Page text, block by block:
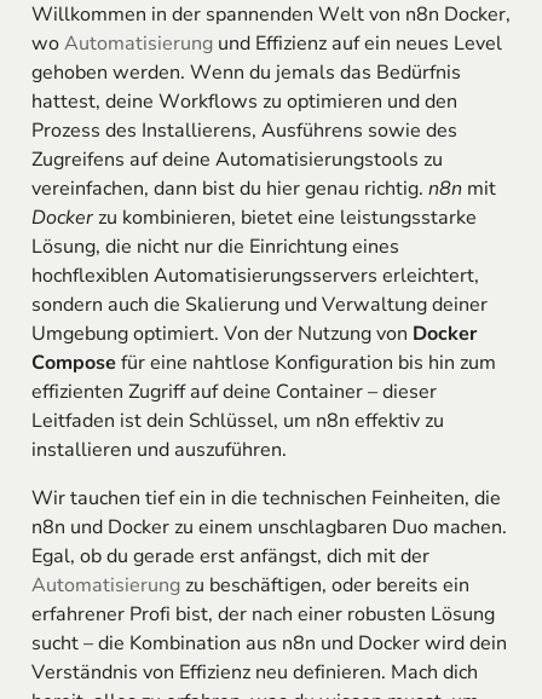
Willkommen in der spannenden Welt von n8n Docker,
woAutomatisierungund Effizienz auf ein neues Level
gehoben werden. Wenn du jemals das Bedürfnis
hattest, deine Workflows zu optimieren und den
Prozess des Installierens, Ausführens sowie des
Zugreifens auf deine Automatisierungstools zu
vereinfachen, dann bist du hier genau richtig. n8nmit
Dockerzu kombinieren, bietet eine leistungsstarke
Lösung, die nicht nur die Einrichtung eines
hochflexiblen Automatisierungsservers erleichtert,
sondern auch die Skalierung und Verwaltung deiner
Umgebung optimiert. Von der Nutzung von Docker
Composefür eine nahtlose Konfiguration bis hin zum
effizienten Zugriff auf deine Container – dieser
Leitfaden ist dein Schlüssel, um n8n effektiv zu
installieren und auszuführen.
Wir tauchen tief ein in die technischen Feinheiten, die
n8n und Docker zu einem unschlagbaren Duo machen.
Egal, ob du gerade erst anfängst, dich mit der
Automatisierungzu beschäftigen, oder bereits ein
erfahrener Profi bist, der nach einer robusten Lösung
sucht – die Kombination aus n8n und Docker wird dein
Verständnis von Effizienz neu definieren. Mach dich